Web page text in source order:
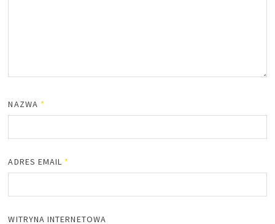
NAZWA *
ADRES EMAIL *
WITRYNA INTERNETOWA